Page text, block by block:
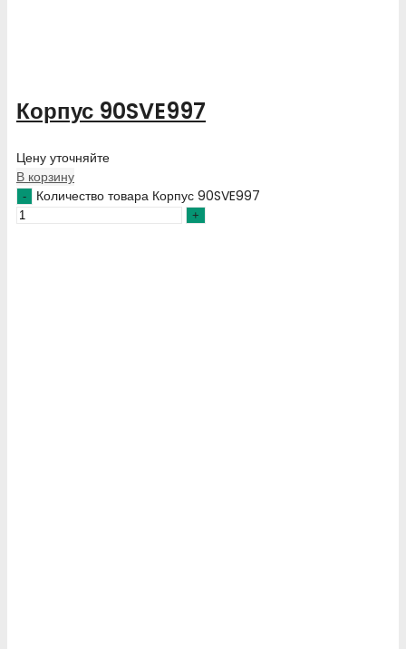
Корпус 90SVE997
Цену уточняйте
В корзину
Количество товара Корпус 90SVE997